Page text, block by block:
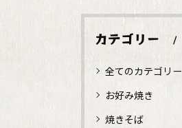
カテゴリー
全てのカテゴリー
お好み焼き
焼きそば